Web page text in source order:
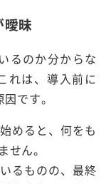
昧
るのか分からな
れは、導入前に
です。
めると、何をも
ん。
るものの、最終